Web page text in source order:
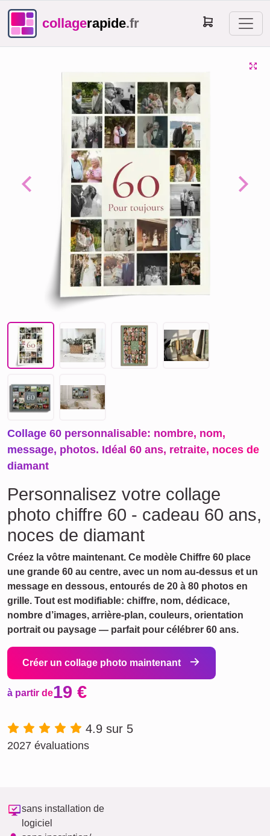
collagerapide.fr
Previous Next
Collage 60 personnalisable: nombre, nom,
message, photos. Idéal 60 ans, retraite, noces de
diamant
Personnalisez votre collage
photo chiffre 60 - cadeau 60 ans,
noces de diamant
Créez la vôtre maintenant. Ce modèle Chiffre 60 place
une grande 60 au centre, avec un nom au-dessus et un
message en dessous, entourés de 20 à 80 photos en
grille. Tout est modifiable: chiffre, nom, dédicace,
nombre d’images, arrière-plan, couleurs, orientation
portrait ou paysage — parfait pour célébrer 60 ans.
Créer un collage photo maintenant
à partir de19 €
4.9 sur 5
2027 évaluations
sans installation de
logiciel